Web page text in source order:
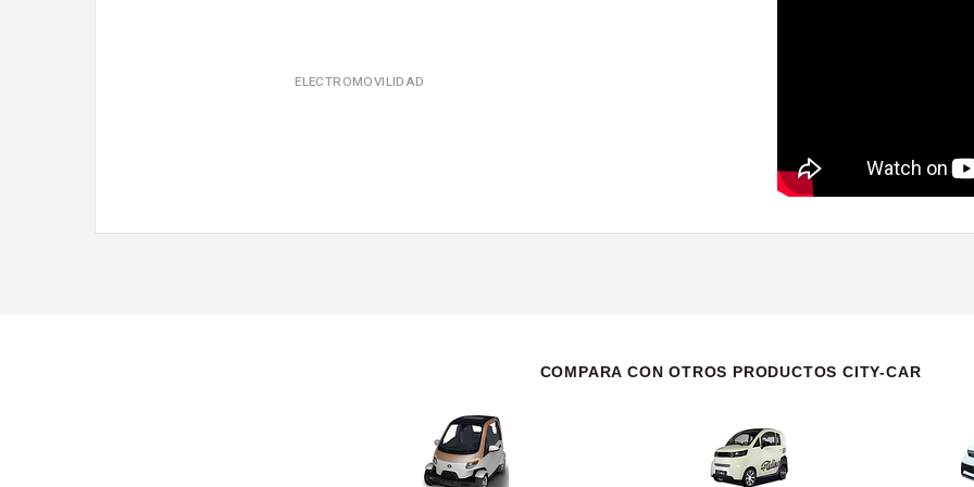
ELECTROMOVILIDAD
COMPARA CON OTROS PRODUCTOS CITY-CAR